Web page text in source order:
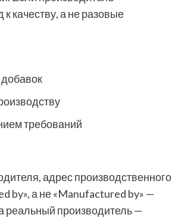
качеству, а не разовые
требований
адрес производственного
by», а не «Manufactured by» —
реальный производитель —